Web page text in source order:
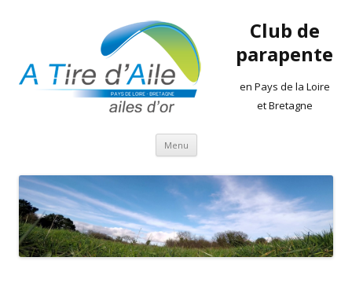
Club de
parapente
en Pays de la Loire
et Bretagne
Menu Aller
contenu